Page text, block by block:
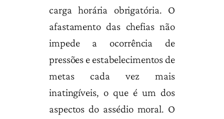
carga horária obrigatória. O
afastamento das chefias não
impede a ocorrência de
pressões e estabelecimentos de
metas cada vez mais
inatingíveis, o que é um dos
aspectos do assédio moral. O